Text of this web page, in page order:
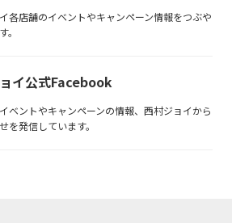
各店舗のイベントやキャンペーン情報をつぶや
。
イ公式Facebook
ベントやキャンペーンの情報、西村ジョイから
を発信しています。